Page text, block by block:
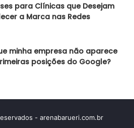
para Clínicas que Desejam
a Marca nas Redes
minha empresa não aparece
posições do Google?
- arenabarueri.com.br